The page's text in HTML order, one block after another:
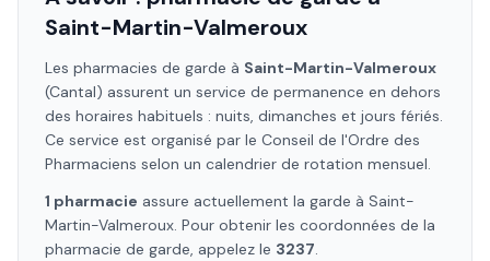
Saint-Martin-Valmeroux
Les pharmacies de garde à Saint-Martin-Valmeroux
(Cantal) assurent un service de permanence en dehors
des horaires habituels : nuits, dimanches et jours fériés.
Ce service est organisé par le Conseil de l'Ordre des
Pharmaciens selon un calendrier de rotation mensuel.
1 pharmacie assure actuellement la garde à Saint-
Martin-Valmeroux. Pour obtenir les coordonnées de la
pharmacie de garde, appelez le 3237.